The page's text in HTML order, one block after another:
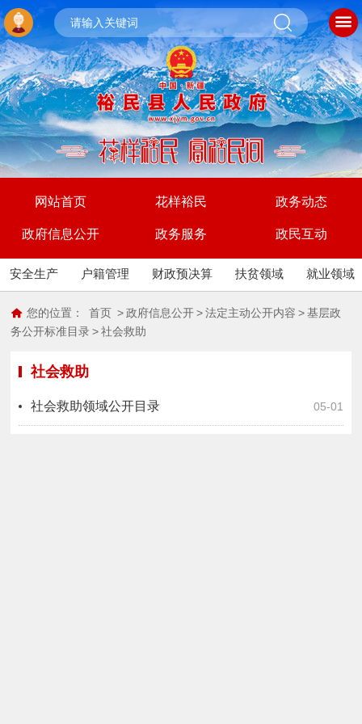
网站首页 花样裕民 政务动态
政府信息公开 政务服务 政民互动
安全生产 户籍管理 财政预决算 扶贫领域 就业领域
您的位置： 首页 > 政府信息公开 > 法定主动公开内容 > 基层政
务公开标准目录 > 社会救助
社会救助
05-01
社会救助领域公开目录